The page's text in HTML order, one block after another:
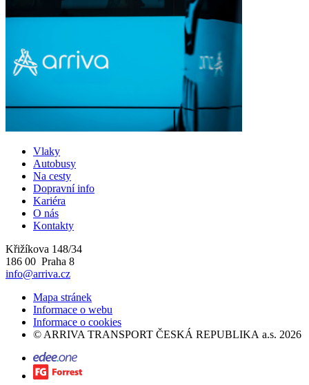
Vlaky
Autobusy
Na cesty
Dopravní info
Kariéra
O nás
Kontakty
Křižíkova 148/34
186 00 Praha 8
info@arriva.cz
Mapa stránek
Informace o webu
Informace o cookies
© ARRIVA TRANSPORT ČESKÁ REPUBLIKA a.s. 2026